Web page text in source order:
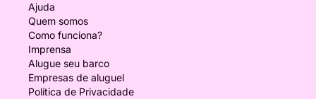
Ajuda
Quem somos
Como funciona?
Imprensa
Alugue seu barco
Empresas de aluguel
Política de Privacidade